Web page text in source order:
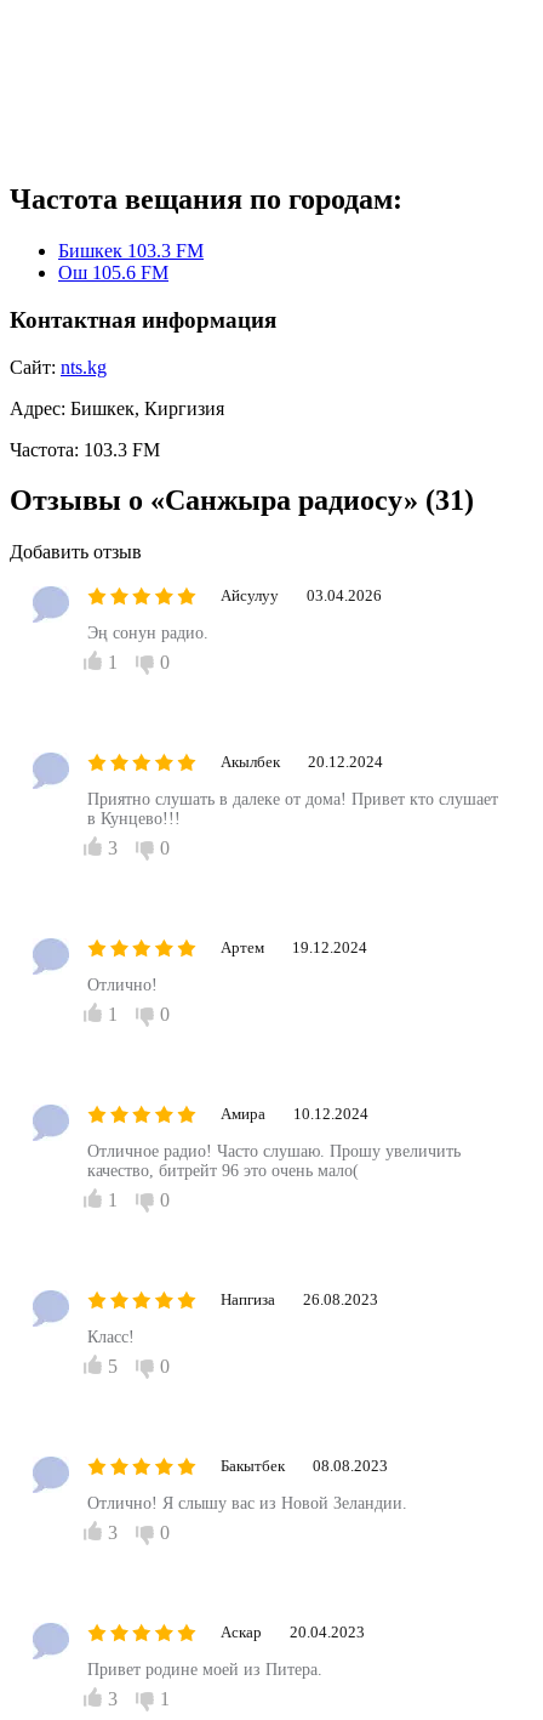
Частота вещания по городам:
Бишкек 103.3 FM
Ош 105.6 FM
Контактная информация
Сайт: nts.kg
Адрес: Бишкек, Киргизия
Частота: 103.3 FM
Отзывы о «Санжыра радиосу» (31)
Добавить отзыв
Айсулуу 03.04.2026
Эң сонун радио.
1 0
Акылбек 20.12.2024
Приятно слушать в далеке от дома! Привет кто слушает
в Кунцево!!!
3 0
Артем 19.12.2024
Отлично!
1 0
Амира 10.12.2024
Отличное радио! Часто слушаю. Прошу увеличить
качество, битрейт 96 это очень мало(
1 0
Напгиза 26.08.2023
Класс!
5 0
Бакытбек 08.08.2023
Отлично! Я слышу вас из Новой Зеландии.
3 0
Аскар 20.04.2023
Привет родине моей из Питера.
3 1